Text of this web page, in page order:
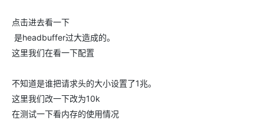
点击进去看一下
是headbuffer过大造成的。
这里我们在看一下配置
不知道是谁把请求头的大小设置了1兆。
这里我们改一下改为10k
在测试一下看内存的使用情况